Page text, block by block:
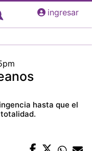
ingresar
hasta que el